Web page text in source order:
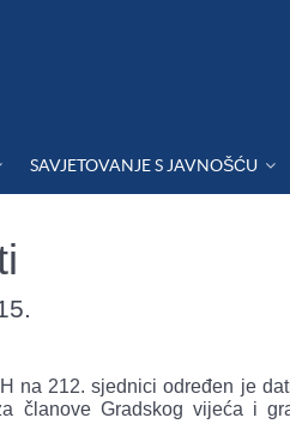
SAVJETOVANJE S JAVNOŠĆU
na 212. sjednici određen je
članove Gradskog vijeća i